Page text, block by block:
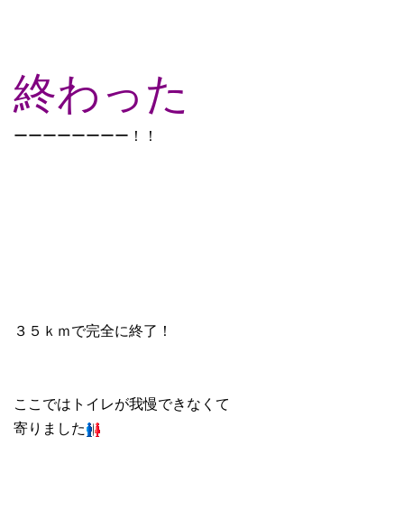
終わった
ーーーーーーーー！！
３５ｋｍで完全に終了！
ここではトイレが我慢できなくて
寄りました